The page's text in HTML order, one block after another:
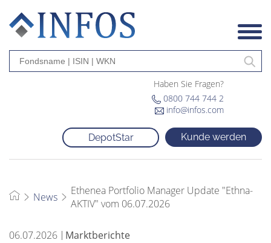
Haben Sie Fragen?
0800 744 744 2
info@infos.com
DepotStar Kunde werden
News
Ethenea Portfolio Manager Update "Ethna-
AKTIV" vom 06.07.2026
06.07.2026 Marktberichte